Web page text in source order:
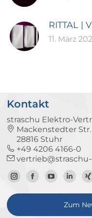
RITTAL |
11. März
Kontakt
straschu Elektro-
Mackenstedter Str.
28816 Stuhr
+49 4206 4166-0
Zum
Instagram-
Zur
Facebook-
Zum
YouTube-
Kanal
Zum
Profil
Zum